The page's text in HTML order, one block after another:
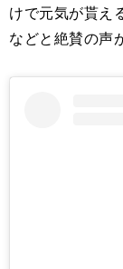
けで元気が貰え
などと絶賛の声